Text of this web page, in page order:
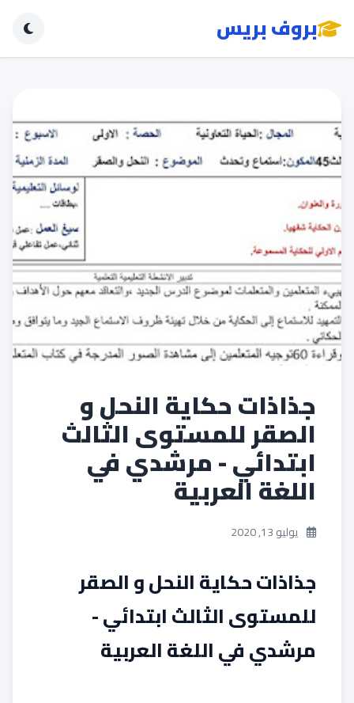
بروف بريس
جذاذات حكاية النحل و
الصقر للمستوى الثالث
ابتدائي - مرشدي في
اللغة العربية
يوليو 13, 2020
جذاذات حكاية النحل و الصقر
للمستوى الثالث ابتدائي -
مرشدي في اللغة العربية